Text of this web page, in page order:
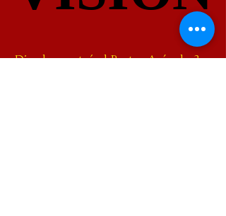
Dios le mostró al Pastor Arévalo 3